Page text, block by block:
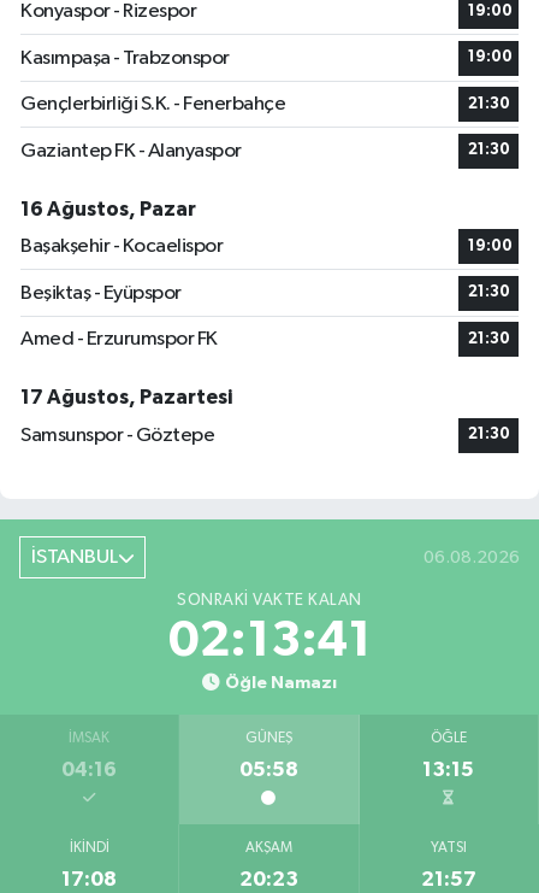
Konyaspor - Rizespor
19:00
Kasımpaşa - Trabzonspor 19:00
Gençlerbirliği S.K. - Fenerbahçe 21:30
Gaziantep FK - Alanyaspor 21:30
16 Ağustos, Pazar
Başakşehir - Kocaelispor
19:00
Beşiktaş - Eyüpspor 21:30
Amed - Erzurumspor FK 21:30
17 Ağustos, Pazartesi
Samsunspor - Göztepe
21:30
İSTANBUL 06.08.2026
SONRAKI VAKTE KALAN
02:13:40
Öğle Namazı
İMSAK
04:16
GÜNEŞ
05:58
ÖĞLE
13:15
İKINDI
17:08
AKŞAM
20:23
YATSI
21:57